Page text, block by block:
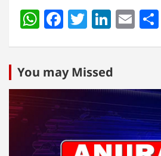
W
s
A
p
p
F
e
b
o
o
T
er
Li
e
dI
n
E
You may Missed